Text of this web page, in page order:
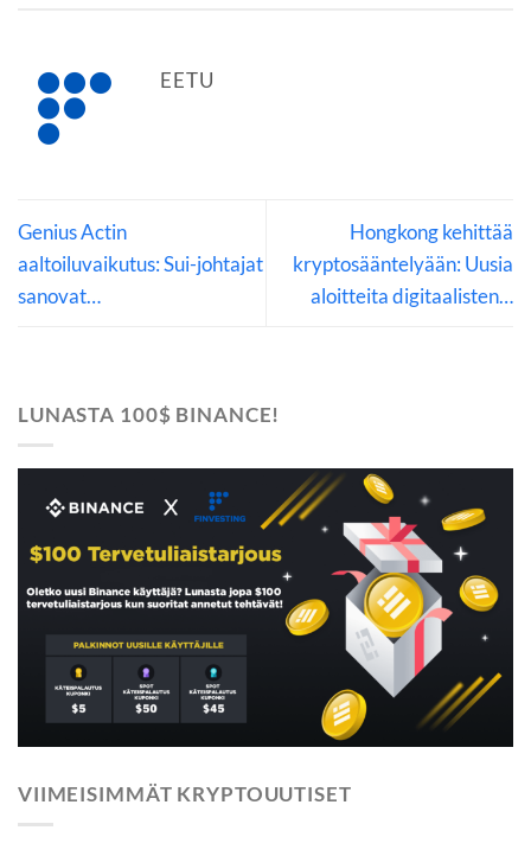
EETU
Genius Actin
aaltoiluvaikutus: Sui-johtajat
sanovat…
Hongkong kehittää
kryptosääntelyään: Uusia
aloitteita digitaalisten…
LUNASTA 100$ BINANCE!
VIIMEISIMMÄT KRYPTOUUTISET